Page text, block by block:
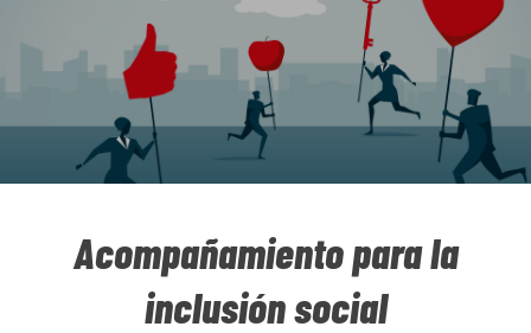
Acompañamiento para la
inclusión social